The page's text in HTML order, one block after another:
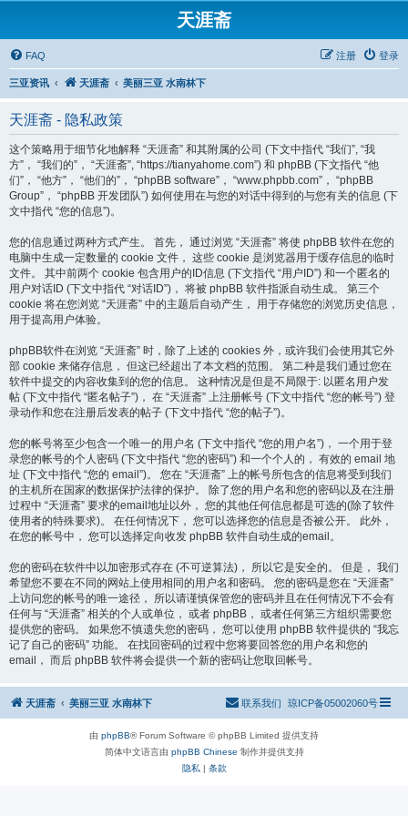
天涯斋
FAQ 登录
注册
三亚资讯 天涯斋 美丽三亚 水南林下
天涯斋 - 隐私政策
这个策略用于细节化地解释 “天涯斋” 和其附属的公司 (下文中指代 “我们”, “我
方”， “我们的”， “天涯斋”, “https://tianyahome.com”) 和 phpBB (下文指代 “他
们”， “他方”， “他们的”， “phpBB software”， “www.phpbb.com”， “phpBB
Group”， “phpBB 开发团队”) 如何使用在与您的对话中得到的与您有关的信息 (下
文中指代 “您的信息”)。
您的信息通过两种方式产生。 首先， 通过浏览 “天涯斋” 将使 phpBB 软件在您的
电脑中生成一定数量的 cookie 文件， 这些 cookie 是浏览器用于缓存信息的临时
文件。 其中前两个 cookie 包含用户的ID信息 (下文指代 “用户ID”) 和一个匿名的
用户对话ID (下文中指代 “对话ID”)， 将被 phpBB 软件指派自动生成。 第三个
cookie 将在您浏览 “天涯斋” 中的主题后自动产生， 用于存储您的浏览历史信息，
用于提高用户体验。
phpBB软件在浏览 “天涯斋” 时，除了上述的 cookies 外，或许我们会使用其它外
部 cookie 来储存信息， 但这已经超出了本文档的范围。 第二种是我们通过您在
软件中提交的内容收集到的您的信息。 这种情况是但是不局限于: 以匿名用户发
帖 (下文中指代 “匿名帖子”)， 在 “天涯斋” 上注册帐号 (下文中指代 “您的帐号”) 登
录动作和您在注册后发表的帖子 (下文中指代 “您的帖子”)。
您的帐号将至少包含一个唯一的用户名 (下文中指代 “您的用户名”)， 一个用于登
录您的帐号的个人密码 (下文中指代 “您的密码”) 和一个个人的， 有效的 email 地
址 (下文中指代 “您的 email”)。 您在 “天涯斋” 上的帐号所包含的信息将受到我们
的主机所在国家的数据保护法律的保护。 除了您的用户名和您的密码以及在注册
过程中 “天涯斋” 要求的email地址以外， 您的其他任何信息都是可选的(除了软件
使用者的特殊要求)。 在任何情况下， 您可以选择您的信息是否被公开。 此外，
在您的帐号中， 您可以选择定向收发 phpBB 软件自动生成的email。
您的密码在软件中以加密形式存在 (不可逆算法)， 所以它是安全的。 但是， 我们
希望您不要在不同的网站上使用相同的用户名和密码。 您的密码是您在 “天涯斋”
上访问您的帐号的唯一途径， 所以请谨慎保管您的密码并且在任何情况下不会有
任何与 “天涯斋” 相关的个人或单位， 或者 phpBB， 或者任何第三方组织需要您
提供您的密码。 如果您不慎遗失您的密码， 您可以使用 phpBB 软件提供的 “我忘
记了自己的密码” 功能。 在找回密码的过程中您将要回答您的用户名和您的
email， 而后 phpBB 软件将会提供一个新的密码让您取回帐号。
天涯斋 美丽三亚 水南林下 琼ICP备05002060号
联系我们
由 phpBB® Forum Software © phpBB Limited 提供支持
简体中文语言由 phpBB Chinese 制作并提供支持
隐私 | 条款